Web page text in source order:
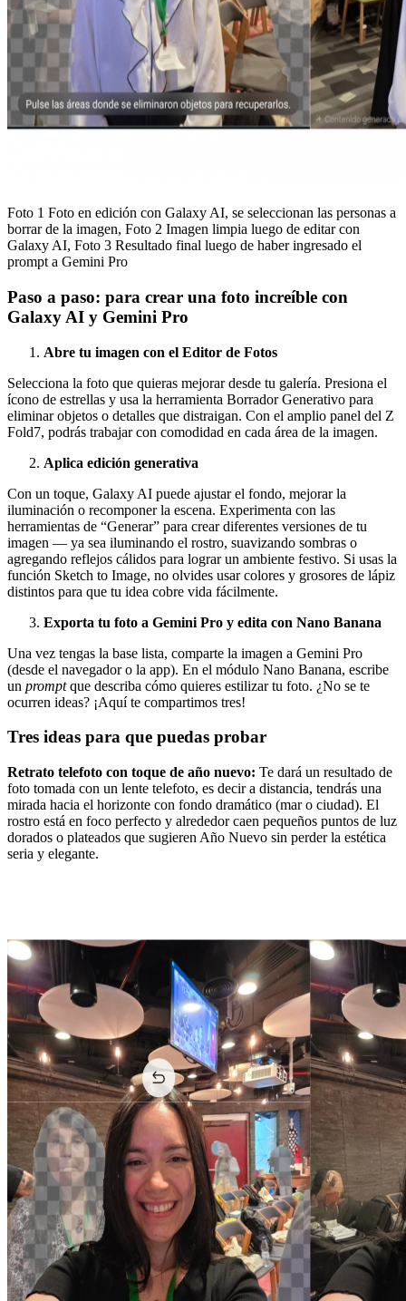
Foto 1 Foto en edición con Galaxy AI, se seleccionan las personas a
borrar de la imagen, Foto 2 Imagen limpia luego de editar con
Galaxy AI, Foto 3 Resultado final luego de haber ingresado el
prompt a Gemini Pro
Paso a paso: para crear una foto increíble con
Galaxy AI y Gemini Pro
Abre tu imagen con el Editor de Fotos
Selecciona la foto que quieras mejorar desde tu galería. Presiona el
ícono de estrellas y usa la herramienta Borrador Generativo para
eliminar objetos o detalles que distraigan. Con el amplio panel del Z
Fold7, podrás trabajar con comodidad en cada área de la imagen.
Aplica edición generativa
Con un toque, Galaxy AI puede ajustar el fondo, mejorar la
iluminación o recomponer la escena. Experimenta con las
herramientas de “Generar” para crear diferentes versiones de tu
imagen — ya sea iluminando el rostro, suavizando sombras o
agregando reflejos cálidos para lograr un ambiente festivo. Si usas la
función Sketch to Image, no olvides usar colores y grosores de lápiz
distintos para que tu idea cobre vida fácilmente.
Exporta tu foto a Gemini Pro y edita con Nano Banana
Una vez tengas la base lista, comparte la imagen a Gemini Pro
(desde el navegador o la app). En el módulo Nano Banana, escribe
un promptque describa cómo quieres estilizar tu foto. ¿No se te
ocurren ideas? ¡Aquí te compartimos tres!
Tres ideas para que puedas probar
Retrato telefoto con toque de año nuevo: Te dará un resultado de
foto tomada con un lente telefoto, es decir a distancia, tendrás una
mirada hacia el horizonte con fondo dramático (mar o ciudad). El
rostro está en foco perfecto y alrededor caen pequeños puntos de luz
dorados o plateados que sugieren Año Nuevo sin perder la estética
seria y elegante.